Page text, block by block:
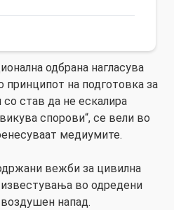
одбрана нагласува
на подготовка за
со став да не ескалира
спорови“, се вели во
медиумите.
вежби за цивилна
известувања во одредени
воздушен напад.